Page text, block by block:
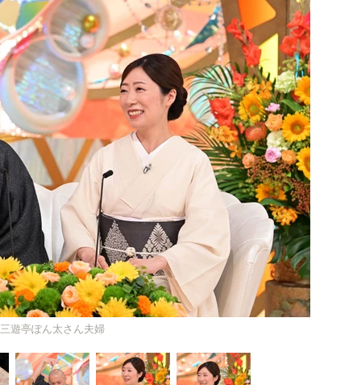
三遊亭ぽん太さん夫婦